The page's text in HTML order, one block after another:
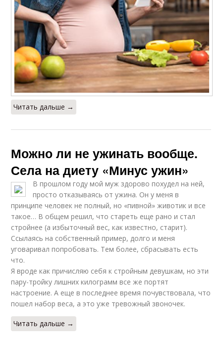
Читать дальше →
Можно ли не ужинать вообще.
Села на диету «Минус ужин»
В прошлом году мой муж здорово похудел на ней,
просто отказываясь от ужина. Он у меня в
принципе человек не полный, но «пивной» животик и все
такое… В общем решил, что стареть еще рано и стал
стройнее (а избыточный вес, как известно, старит).
Ccылаясь на собственный пример, долго и меня
уговаривал попробовать. Тем более, сбрасывать есть
что.
Я вроде как причисляю себя к стройным девушкам, но эти
пару-тройку лишних килограмм все же портят
настроение. А еще в последнее время почувствовала, что
пошел набор веса, а это уже тревожный звоночек.
Читать дальше →